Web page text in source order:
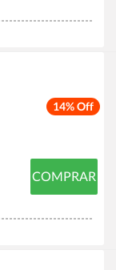
14% Off
COMPRAR